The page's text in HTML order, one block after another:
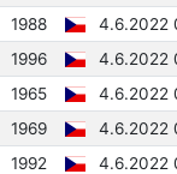
1988
4.6.2022
1996
4.6.2022
1965
4.6.2022
1969
4.6.2022
1992
4.6.2022